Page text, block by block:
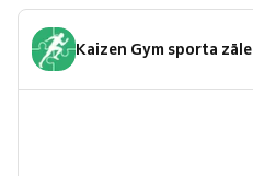
Kaizen Gym sporta zāle